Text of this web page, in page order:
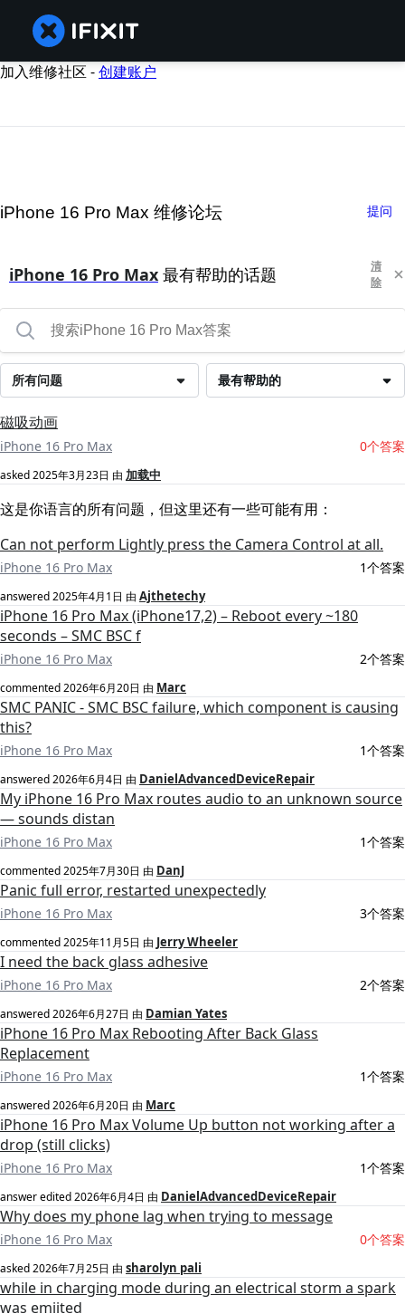
加入维修社区 -创建账户
iPhone 16 Pro Max 维修论坛 提问
iPhone 16 Pro Max 最有帮助的话题
清
除
最有帮助的
所有问题
磁吸动画
iPhone 16 Pro Max 0个答案
asked2025年3月23日 由 加载中
这是你语言的所有问题，但这里还有一些可能有用：
Can not perform Lightly press the Camera Control at all.
iPhone 16 Pro Max 1个答案
answered2025年4月1日 由 Ajthetechy
iPhone 16 Pro Max (iPhone17,2) – Reboot every ~180
seconds – SMC BSC f
iPhone 16 Pro Max 2个答案
commented2026年6月20日 由 Marc
SMC PANIC - SMC BSC failure, which component is causing
this?
iPhone 16 Pro Max 1个答案
answered2026年6月4日 由 DanielAdvancedDeviceRepair
My iPhone 16 Pro Max routes audio to an unknown source
— sounds distan
iPhone 16 Pro Max 1个答案
commented2025年7月30日 由 DanJ
Panic full error, restarted unexpectedly
iPhone 16 Pro Max 3个答案
commented2025年11月5日 由 Jerry Wheeler
I need the back glass adhesive
iPhone 16 Pro Max 2个答案
answered2026年6月27日 由 Damian Yates
iPhone 16 Pro Max Rebooting After Back Glass
Replacement
iPhone 16 Pro Max 1个答案
answered2026年6月20日 由 Marc
iPhone 16 Pro Max Volume Up button not working after a
drop (still clicks)
iPhone 16 Pro Max 1个答案
answer edited2026年6月4日 由 DanielAdvancedDeviceRepair
Why does my phone lag when trying to message
iPhone 16 Pro Max 0个答案
asked2026年7月25日 由 sharolyn pali
while in charging mode during an electrical storm a spark
was emiited